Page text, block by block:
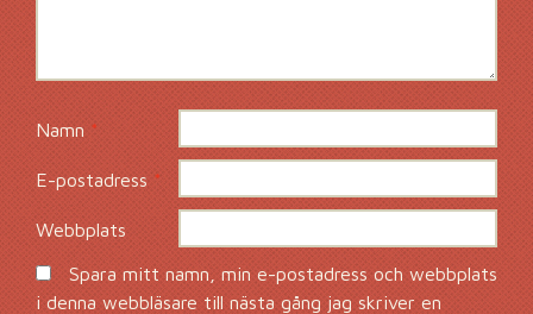
Namn *
E-postadress*
Webbplats
Spara mitt namn, min e-postadress och webbplats
i denna webbläsare till nästa gång jag skriver en